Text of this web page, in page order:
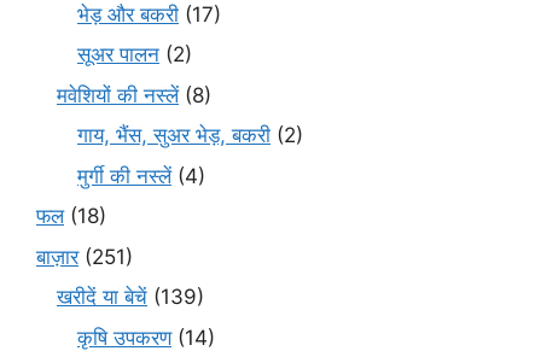
भेड़ और बकरी (17)
सूअर पालन (2)
मवेशियों की नस्लें(8)
गाय, भैंस, सुअर भेड़, बकरी (2)
मुर्गी की नस्लें(4)
फल(18)
बाज़ार(251)
खरीदें या बेचें (139)
कृषि उपकरण(14)